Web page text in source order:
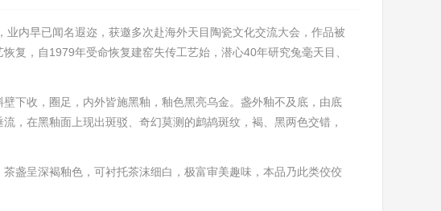
内早已闻名遐迩，获邀多次赴海外天目陶瓷文化交流大会，作品被
复，自1979年受命恢复建窑失传工艺始，潜心40年研究兔毫天目、
下收，圈足，内外皆施黑釉，釉色黑亮乌金。盏外釉不及底，由底
，在黑釉面上现出斑驳、奇幻莫测的鹧鸪斑纹，褐、黑两色交错，
盏呈深褐釉色，可衬托茶沫细白，极富审美趣味，本品乃此类佼佼